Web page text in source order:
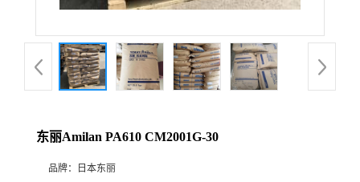
东丽Amilan PA610 CM2001G-30
品牌：
日本东丽